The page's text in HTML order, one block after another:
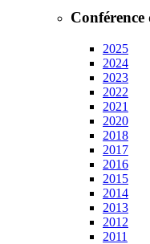
Conférence
2025
2024
2023
2022
2021
2020
2018
2017
2016
2015
2014
2013
2012
2011